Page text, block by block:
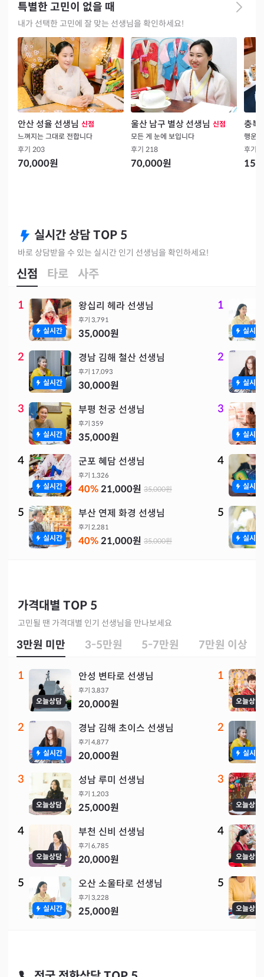
특별한 고민이 없을 때
내가 선택한 고민에 잘 맞는 선생님을 확인하세요!
안산 성율 선생님 신점
느껴지는 그대로 전합니다
후기 203
70,000원
울산 남구 별상 선생님 신점
모든 게 눈에 보입니다
후기 218
70,000원
충북
후기
실시간 상담 TOP 5
바로 상담받을 수 있는 실시간 인기 선생님을 확인하세요!
신점 타로 사주
1
실시간
왕십리 헤라 선생님
후기 3,791
35,000원
2
실시간
경남 김해 철산 선생님
후기 17,093
30,000원
3
실시간
부평 천궁 선생님
후기 359
35,000원
4
실시간
군포 혜담 선생님
후기 1,326
40%21,000원 35,000원
5
실시간
부산 연제 화경 선생님
후기 2,281
40%21,000원 35,000원
1
실시간
2
실시간
3
실시간
4
실시간
5
실시간
가격대별 TOP 5
고민될 땐 가격대별 인기 선생님을 만나보세요
3만원 미만 3-5만원 5-7만원 7만원 이상
1
오늘상담
안성 변타로 선생님
후기 3,837
20,000원
2
실시간
경남 김해 초이스 선생님
후기 4,877
20,000원
3
오늘상담
성남 루미 선생님
후기 1,203
25,000원
4
오늘상담
부천 신비 선생님
후기 6,785
20,000원
5
실시간
오산 소울타로 선생님
후기 3,228
25,000원
1
오늘상담
2
실시간
3
오늘상담
4
오늘상담
5
오늘상담